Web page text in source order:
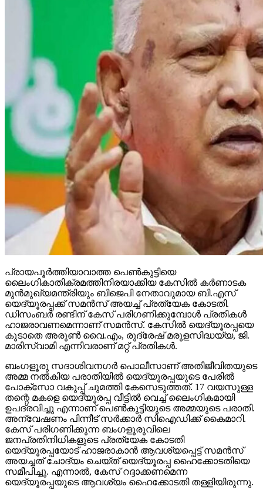
പ്രായപൂര്‍ത്തിയാവാത്ത പെണ്‍കുട്ടിയെ
ലൈംഗികാതിക്രമത്തിനിരയാക്കിയ കേസില്‍ കര്‍ണാടക
മുന്‍മുഖ്യമന്ത്രിയും ബിജെപി നേതാവുമായ ബി.എസ്
യെദ്യൂരപ്പക്ക് സമന്‍സ് അയച്ച് പ്രത്യേക കോടതി.
ഡിസംബര്‍ രണ്ടിന് കേസ് പരിഗണിക്കുമ്പോള്‍ പ്രതികള്‍
ഹാജരാവണമെന്നാണ് സമന്‍സ്. കേസില്‍ യെദ്യൂരപ്പയെ
കൂടാതെ അരുണ്‍ വൈ.എം, രുദ്രേഷ് മരുളസിദ്ധയ്യ, ജി.
മാരിസ്വാമി എന്നിവരാണ് മറ്റ് പ്രതികള്‍.
ബംഗളൂരു സദാശിവനഗര്‍ പൊലീസാണ് അതിജീവിതയുടെ
അമ്മ നല്‍കിയ പരാതിയില്‍ യെദ്യൂരപ്പയുടെ പേരില്‍
പോക്‌സോ വകുപ്പ് ചുമത്തി കേസെടുത്തത്. 17 വയസുള്ള
തന്റെ മകളെ യെദ്യൂരപ്പ വീട്ടില്‍ വെച്ച് ലൈംഗികമായി
ഉപദ്രവിച്ചു എന്നാണ് പെണ്‍കുട്ടിയുടെ അമ്മയുടെ പരാതി.
അന്വേഷണം പിന്നീട് സര്‍ക്കാര്‍ സിഐഡിക്ക് കൈമാറി.
കേസ് പരിഗണിക്കുന്ന ബംഗളൂരുവിലെ
ജനപ്രതിനിധികളുടെ പ്രത്യേക കോടതി
യെദ്യൂരപ്പയോട് ഹാജരാകാന്‍ ആവശ്യപ്പെട്ട് സമന്‍സ്
അയച്ചത് ചോദ്യം ചെയ്ത് യെദ്യൂരപ്പ ഹൈക്കോടതിയെ
സമീപിച്ചു. എന്നാല്‍, കേസ് റദ്ദാക്കണമെന്ന
യെദ്യൂരപ്പയുടെ ആവശ്യം ഹൈക്കോടതി തള്ളിയിരുന്നു.